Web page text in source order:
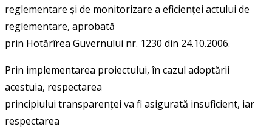
reglementare și de monitorizare a eficienței actului de
reglementare, aprobată
prin Hotărîrea Guvernului nr. 1230 din 24.10.2006.
Prin implementarea proiectului, în cazul adoptării
acestuia, respectarea
principiului transparenței va fi asigurată insuficient, iar
respectarea